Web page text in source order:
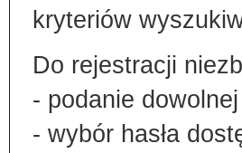
kryteriów
Do rejestracji
- podanie
- wybór hasła